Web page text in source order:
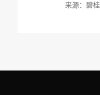
来源：碧